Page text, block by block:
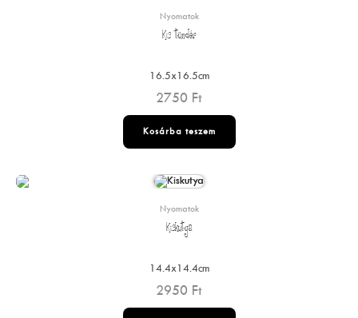
Nyomatok
Kis tündér
16.5x16.5cm
2750 Ft
Kosárba teszem
Nyomatok
Kiskutya
14.4x14.4cm
2950 Ft